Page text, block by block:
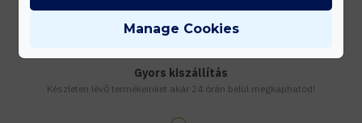
Gyors kiszállítás
Készleten lévő termékeinket akár 24 órán belül megkaphatod!
Manage Cookies